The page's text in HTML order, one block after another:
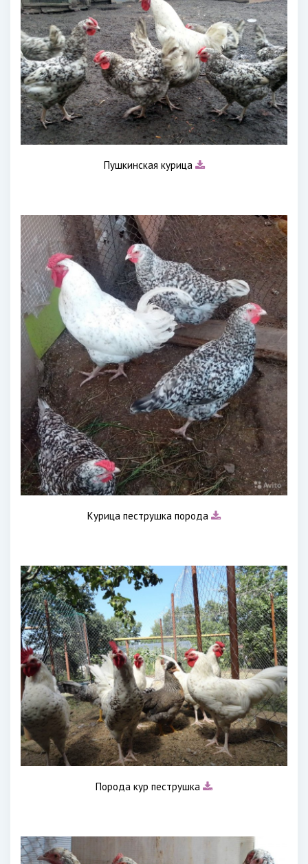
Пушкинская курица
Курица пеструшка порода
Порода кур пеструшка